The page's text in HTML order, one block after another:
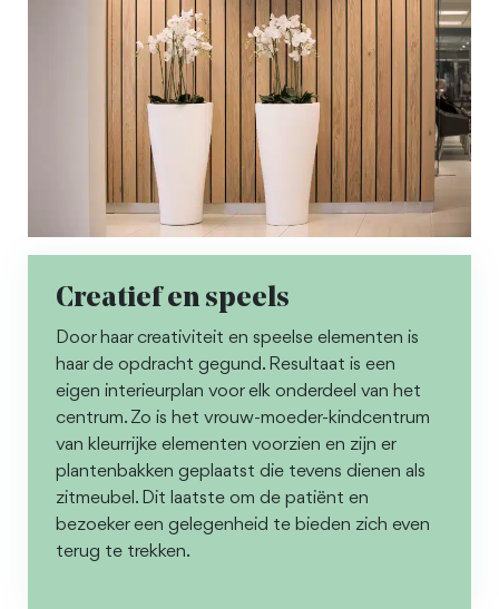
Creatief en speels
Door haar creativiteit en speelse elementen is
haar de opdracht gegund. Resultaat is een
eigen interieurplan voor elk onderdeel van het
centrum. Zo is het vrouw-moeder-kindcentrum
van kleurrijke elementen voorzien en zijn er
plantenbakken geplaatst die tevens dienen als
zitmeubel. Dit laatste om de patiënt en
bezoeker een gelegenheid te bieden zich even
terug te trekken.